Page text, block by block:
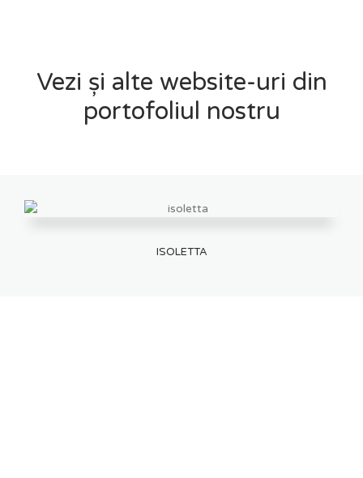
Vezi și alte website-uri din
portofoliul nostru
ISOLETTA